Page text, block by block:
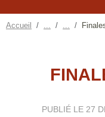
Accueil
PUBLIÉ LE 27